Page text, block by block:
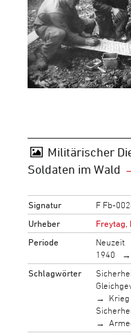
Militärischer
Soldaten im Wald
Signatur
F Fb-
Urheber
Freytag,
Periode
Neuzeit
1940
Schlagwörter
Krieg